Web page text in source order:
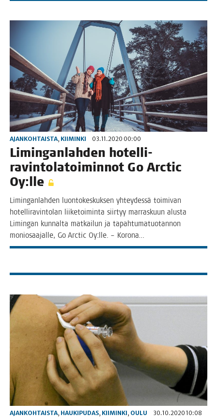
AJANKOHTAISTA, KIIMINKI 03.11.2020 00:00
Limin­gan­lah­den hotel­li-
ravin­to­la­toi­min­not Go Arc­tic
Oy:lle
Limin­gan­lah­den luon­to­kes­kuk­sen yhtey­des­sä toi­mi­van
hotel­li­ra­vin­to­lan lii­ke­toi­min­ta siir­tyy mar­ras­kuun alus­ta
Limin­gan kun­nal­ta mat­kai­lun ja tapah­tu­ma­tuo­tan­non
monio­saa­jal­le, Go Arc­tic Oy:lle. – Korona…
AJANKOHTAISTA, HAUKIPUDAS, KIIMINKI, OULU 30.10.2020 10:08